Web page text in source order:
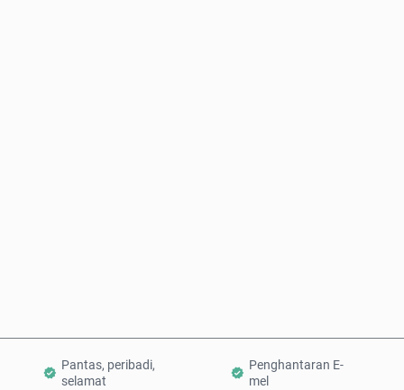
Pantas, peribadi,
selamat
Penghantaran E-
mel